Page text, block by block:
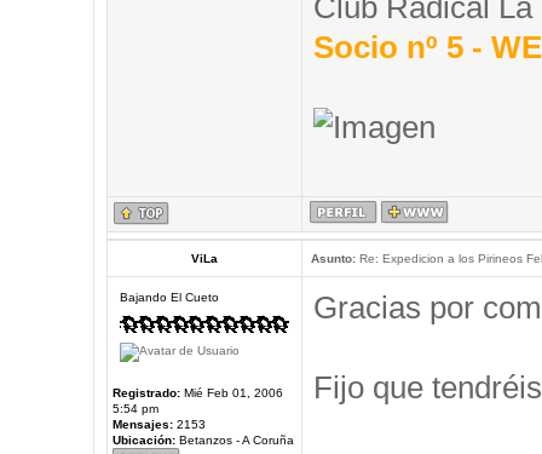
Club Radical La
Socio nº 5 -
ViLa Asunto:Re: Expedicion a los Pirineos
Bajando El Cueto
Registrado:Mié Feb 01, 2006
5:54 pm
Mensajes:2153
Ubicación:Betanzos - A Coruña
Gracias por
Fijo que